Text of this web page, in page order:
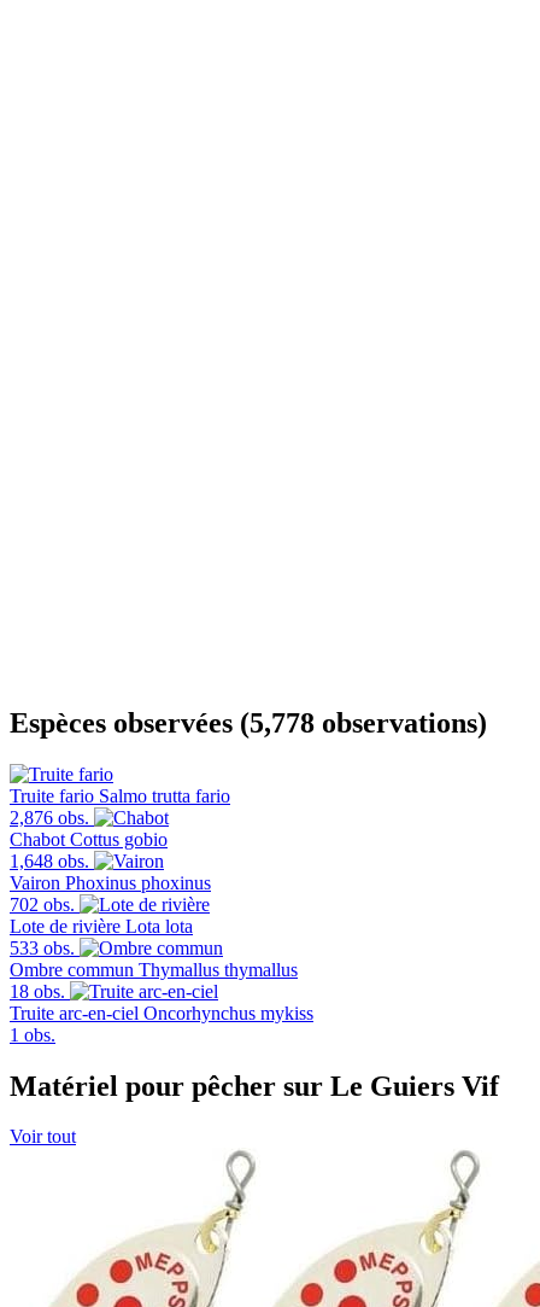
Espèces observées (5,778 observations)
Truite fario Salmo trutta fario
2,876 obs.
Chabot Cottus gobio
1,648 obs.
Vairon Phoxinus phoxinus
702 obs.
Lote de rivière Lota lota
533 obs.
Ombre commun Thymallus thymallus
18 obs.
Truite arc-en-ciel Oncorhynchus mykiss
1 obs.
Matériel pour pêcher sur Le Guiers Vif
Voir tout